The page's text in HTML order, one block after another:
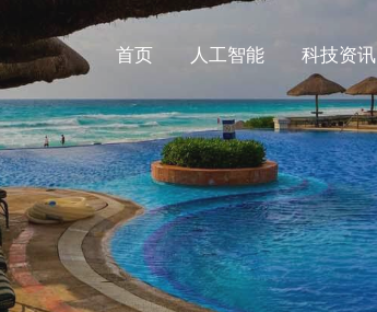
首页 人工智能 科技资讯